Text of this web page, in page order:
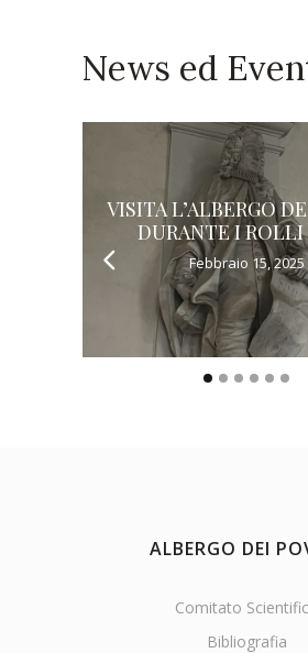
News ed
VISITA L’ALBERGO
DURANTE I ROLLI
Febbraio 15, 2025
ALBERGO DEI
Comitato
Bibliografia